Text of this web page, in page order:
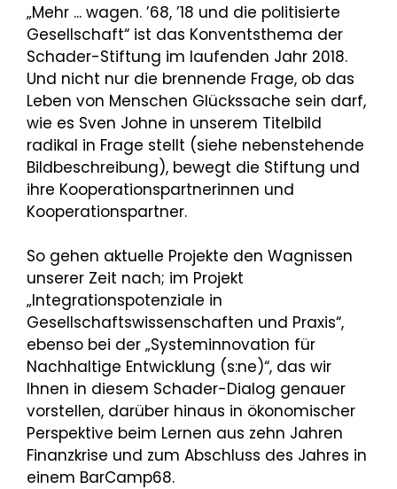
„Mehr ... wagen. ’68, ’18 und die politisierte
Gesellschaft“ ist das Konventsthema der
Schader-Stiftung im laufenden Jahr 2018.
Und nicht nur die brennende Frage, ob das
Leben von Menschen Glückssache sein darf,
wie es Sven Johne in unserem Titelbild
radikal in Frage stellt (siehe nebenstehende
Bildbeschreibung), bewegt die Stiftung und
ihre Kooperationspartnerinnen und
Kooperationspartner.
So gehen aktuelle Projekte den Wagnissen
unserer Zeit nach; im Projekt
„Integrationspotenziale in
Gesellschaftswissenschaften und Praxis“,
ebenso bei der „Systeminnovation für
Nachhaltige Entwicklung (s:ne)“, das wir
Ihnen in diesem Schader-Dialog genauer
vorstellen, darüber hinaus in ökonomischer
Perspektive beim Lernen aus zehn Jahren
Finanzkrise und zum Abschluss des Jahres in
einem BarCamp68.